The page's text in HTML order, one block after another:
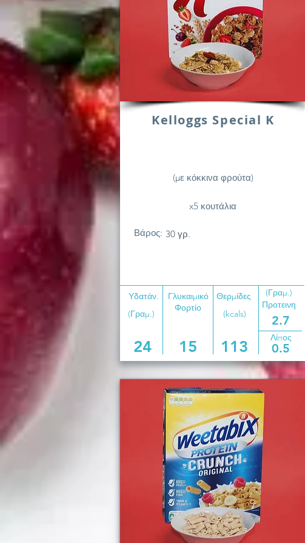
Kelloggs Special K
(με κόκκινα φρούτα)
x5 κουτάλια
Βάρος: 30 γρ.
Υδατάν.
Γλυκαιμικό
Φορτίο
(Γραμ.)
Θερμίδες
(kcals)
Προτεινη
2.7
(Γραμ.)
24 15 113 Λίπος
0.5